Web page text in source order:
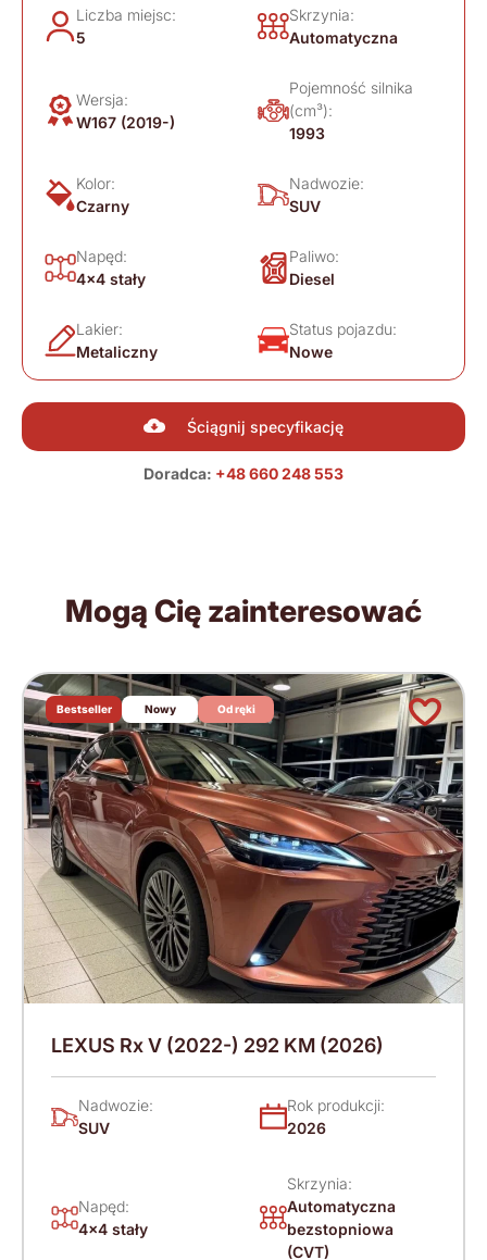
Liczba miejsc:
5
Skrzynia:
Automatyczna
Wersja:
W167 (2019-)
Pojemność silnika
(cm³):
1993
Kolor:
Czarny
Nadwozie:
SUV
Napęd:
4x4 stały
Paliwo:
Diesel
Lakier:
Metaliczny
Status pojazdu:
Nowe
Ściągnij specyfikację
Doradca: +48 660 248 553
Mogą Cię zainteresować
Bestseller Nowy Od ręki
LEXUS Rx V (2022-) 292 KM (2026)
Nadwozie:
SUV
Rok produkcji:
2026
Napęd:
4x4 stały
Skrzynia:
Automatyczna
bezstopniowa
(CVT)